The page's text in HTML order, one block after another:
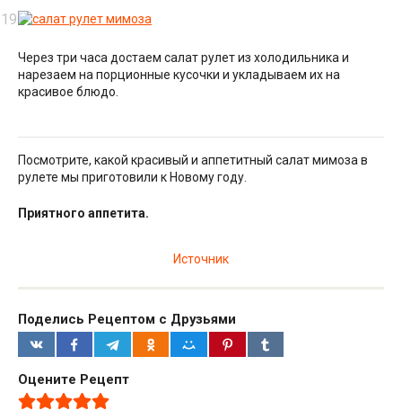
Через три часа достаем салат рулет из холодильника и
нарезаем на порционные кусочки и укладываем их на
красивое блюдо.
Посмотрите, какой красивый и аппетитный салат мимоза в
рулете мы приготовили к Новому году.
Приятного аппетита.
Источник
Поделись Рецептом с Друзьями
Оцените Рецепт